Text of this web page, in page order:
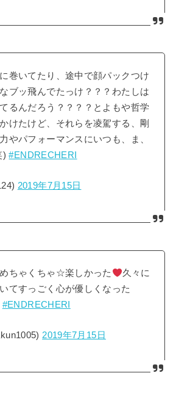
巻いてたり、途中で顔パックつけ
ブッ飛んでたっけ？？？わたしは
るんだろう？？？？とよもや哲学
けたけど、それらを凌駕する、剛
やパフォーマンスにいつも、ま、
)#ENDRECHERI
2019年7月15日
ちゃくちゃ☆楽しかった
久々に
てすっごく心が優しくなった
#ENDRECHERI
2019年7月15日